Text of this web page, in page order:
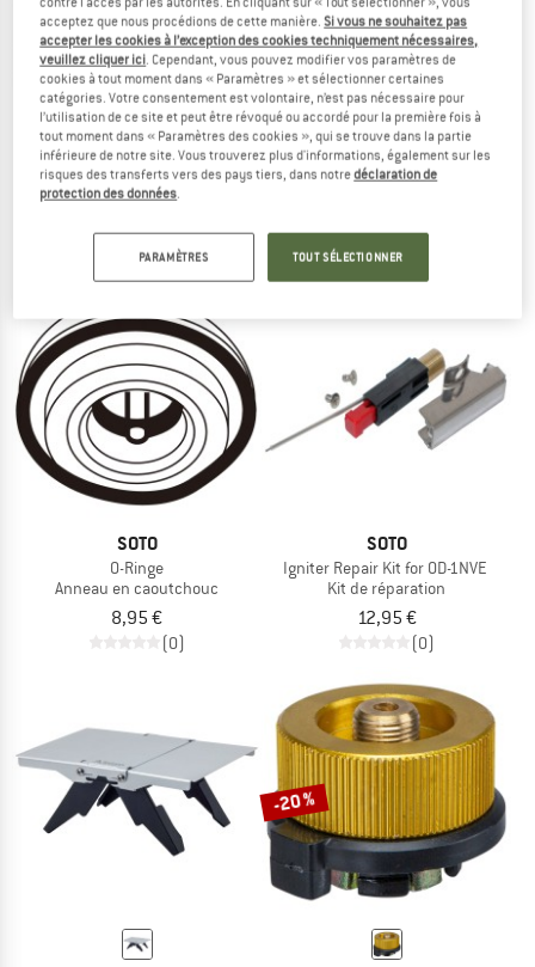
PETROMAX
Piston de feu
39,95 €35,96 €
(0)
SOTO
Duo Handle
15,95 €
5,0
SOTO
O-Ringe
Anneau en caoutchouc
8,95 €
(0)
SOTO
Igniter Repair Kit for OD-1NVE
Kit de réparation
12,95 €
(0)
-20 %
acceptez que nous procédions de cette manière.Si vous ne souhaitez pas
accepter les cookies à l’exception des cookies techniquement nécessaires,
veuillez cliquer ici. Cependant, vous pouvez modifier vos paramètres de
cookies à tout moment dans « Paramètres » et sélectionner certaines
catégories. Votre consentement est volontaire, n’est pas nécessaire pour
l’utilisation de ce site et peut être révoqué ou accordé pour la première fois à
tout moment dans « Paramètres des cookies », qui se trouve dans la partie
inférieure de notre site. Vous trouverez plus d'informations, également sur les
risques des transferts vers des pays tiers, dans notredéclaration de
protection des données.
PARAMÈTRES TOUT SÉLECTIONNER